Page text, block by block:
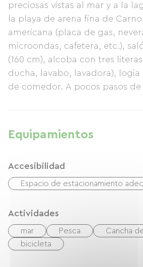
preciosas vistas al mar y a la
la playa de arena fina de
americana (placa de gas,
microondas, cafetera, etc.),
(160 cm), alcoba con tres
ducha, lavabo, lavadora), logia
de comedor. A pocos pasos de
en la 4ª planta con ascensor.
pareja con dos o tres niños.
Equipamientos
Accesibilidad
Espacio de estacionamiento
Actividades
mar Pesca
Cancha
bicicleta